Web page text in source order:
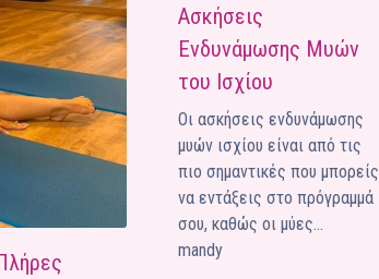
όμορφο γυμναστήριο κοντά στη θάλασσα
τον δικό του καταπληκτικό χώρο στον
στην Πεύκη
ΧΩΡΟΣ
στην Καρδιά της Πόλης
Ασκήσεις
Ενδυνάμωσης Μυών
του Ισχίου
Οι ασκήσεις ενδυνάμωσης
μυών ισχίου είναι από τις
πιο σημαντικές που μπορείς
να εντάξεις στο πρόγραμμά
σου, καθώς οι μύες…
mandy